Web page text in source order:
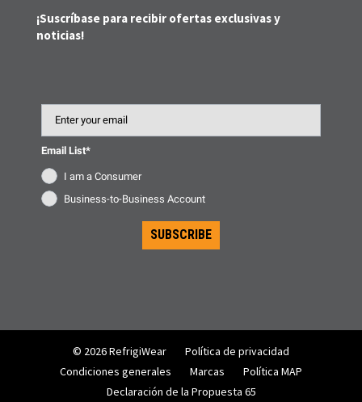
¡Suscríbase para recibir ofertas exclusivas y
noticias!
Email List*
I am a Consumer
Business-to-Business Account
SUBSCRIBE
© 2026 RefrigiWear
Política de privacidad
Condiciones generales
Marcas
Política MAP
Declaración de la Propuesta 65